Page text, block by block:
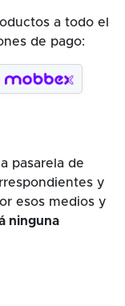
a todo el
de pago:
pasarela de
y
esos medios y
ninguna